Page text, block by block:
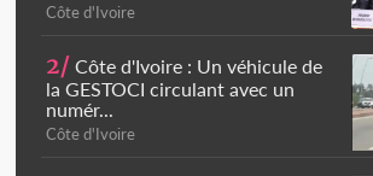
Côte d'Ivoire
2/ Côte d'Ivoire : Un véhicule de
la GESTOCI circulant avec un
numér...
Côte d'Ivoire